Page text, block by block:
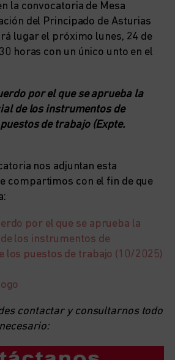
la convocatoria de Mesa
del Principado de Asturias
lugar el próximo lunes, 24 de
horas con un único unto en el
por el que se aprueba la
de los instrumentos de
de trabajo (Expte.
nos adjuntan esta
compartimos con el fin de que
por el que se aprueba la
los instrumentos de
los puestos de trabajo (10/2025)
contactar y consultarnos todo